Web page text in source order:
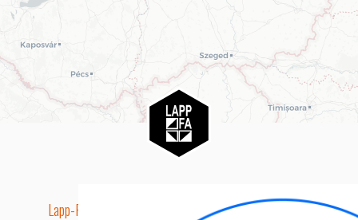
Lapp-Fa EUTR technikai azonosító száma: AA5849163